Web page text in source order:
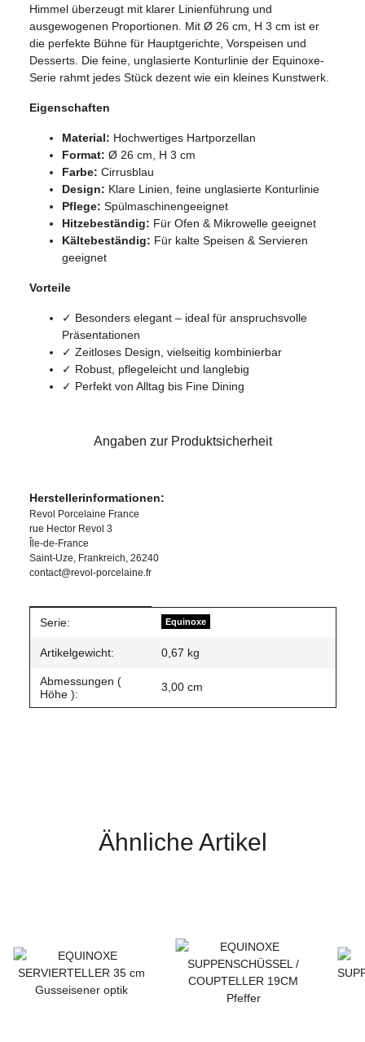
Himmel überzeugt mit klarer Linienführung und
ausgewogenen Proportionen. Mit Ø 26 cm, H 3 cm ist er
die perfekte Bühne für Hauptgerichte, Vorspeisen und
Desserts. Die feine, unglasierte Konturlinie der Equinoxe-
Serie rahmt jedes Stück dezent wie ein kleines Kunstwerk.
Eigenschaften
Material: Hochwertiges Hartporzellan
Format: Ø 26 cm, H 3 cm
Farbe: Cirrusblau
Design: Klare Linien, feine unglasierte Konturlinie
Pflege: Spülmaschinengeeignet
Hitzebeständig: Für Ofen & Mikrowelle geeignet
Kältebeständig: Für kalte Speisen & Servieren
geeignet
Vorteile
✓ Besonders elegant – ideal für anspruchsvolle
Präsentationen
✓ Zeitloses Design, vielseitig kombinierbar
✓ Robust, pflegeleicht und langlebig
✓ Perfekt von Alltag bis Fine Dining
Angaben zur Produktsicherheit
Herstellerinformationen:
Revol Porcelaine France
rue Hector Revol 3
Île-de-France
Saint-Uze, Frankreich, 26240
contact@revol-porcelaine.fr
Produkteigenschaft
Wert
Serie: Equinoxe
Artikelgewicht: 0,67 kg
Abmessungen (
Höhe ):
3,00 cm
Ähnliche Artikel